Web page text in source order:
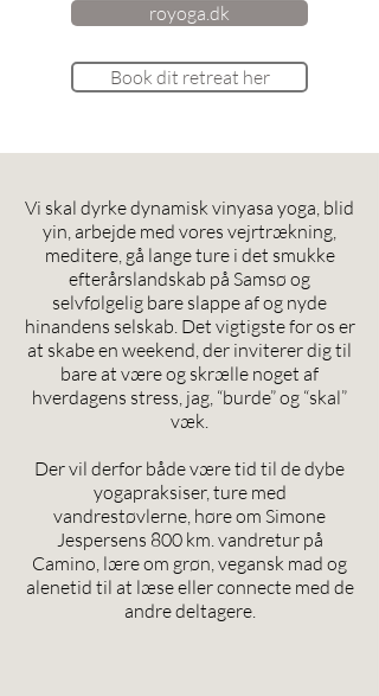
royoga.dk
Book dit retreat her
Vi skal dyrke dynamisk vinyasa yoga, blid
yin, arbejde med vores vejrtrækning,
meditere, gå lange ture i det smukke
efterårslandskab på Samsø og
selvfølgelig bare slappe af og nyde
hinandens selskab. Det vigtigste for os er
at skabe en weekend, der inviterer dig til
bare at være og skrælle noget af
hverdagens stress, jag, “burde” og “skal”
væk.
Der vil derfor både være tid til de dybe
yogapraksiser, ture med
vandrestøvlerne, høre om Simone
Jespersens 800 km. vandretur på
Camino, lære om grøn, vegansk mad og
alenetid til at læse eller connecte med de
andre deltagere.